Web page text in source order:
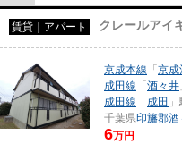
賃貸｜アパート クレールア
京成本線 「京成
成田線 「酒々井
成田線 「成田
千葉県印旛郡酒
6万円